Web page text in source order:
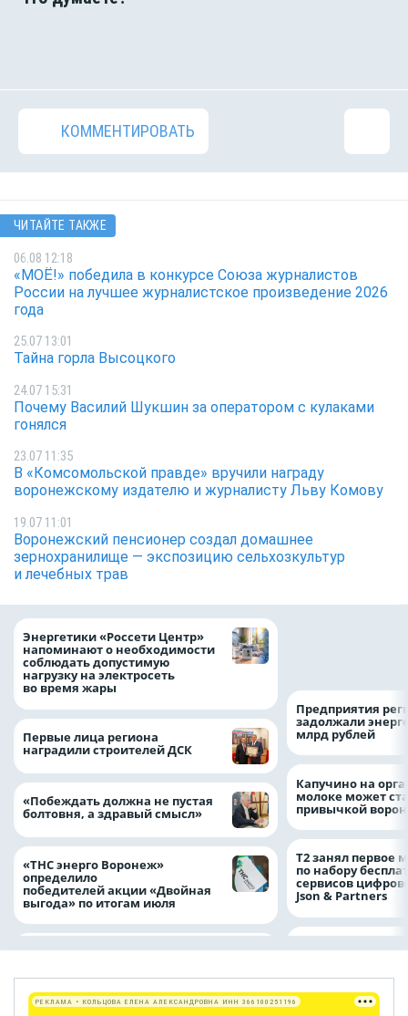
КОММЕНТИРОВАТЬ
ЧИТАЙТЕ ТАКЖЕ
06.08 12:18
«МОЁ!» победила в конкурсе Союза журналистов
России на лучшее журналистское произведение 2026
года
25.07 13:01
Тайна горла Высоцкого
24.07 15:31
Почему Василий Шукшин за оператором с кулаками
гонялся
23.07 11:35
В «Комсомольской правде» вручили награду
воронежскому издателю и журналисту Льву Комову
19.07 11:01
Воронежский пенсионер создал домашнее
зернохранилище — экспозицию сельхозкультур
и лечебных трав
Энергетики «Россети Центр»
напоминают о необходимости
соблюдать допустимую
нагрузку на электросеть
во время жары
Первые лица региона
наградили строителей ДСК
«Побеждать должна не пустая
болтовня, а здравый смысл»
«ТНС энерго Воронеж»
определило
победителей акции «Двойная
выгода» по итогам июля
Предприятия
задолжали
млрд рублей
Капучино на
молоке может
привычкой
Т2 занял первое
по набору
сервисов
Json & Partners
РЕКЛАМА • КОЛЬЦОВА ЕЛЕНА АЛЕКСАНДРОВНА ИНН 366100251196